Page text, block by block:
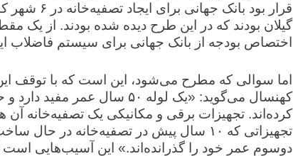
قرار بود
گیلان بودند که در این طرح دیده شده بودند. از
اختصاص بودجه از بانک جهانی برای سیستم فاضلاب
اما سوالی که مطرح می‌شود، این است که با توقف
تجهیزاتی که ۱۰ سال پیش در تصفیه‌خانه در
دوسوم عمر خود را گذرانده‌اند.» این آسیب‌هایی